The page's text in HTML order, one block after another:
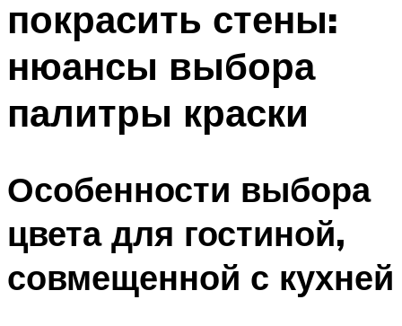
покрасить стены:
нюансы выбора
палитры краски
Особенности выбора
цвета для гостиной,
совмещенной с кухней